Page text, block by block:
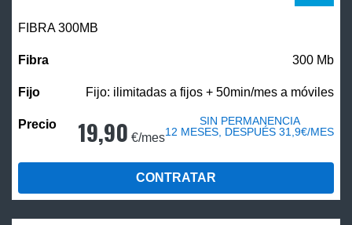
FIBRA 300MB
300 Mb
Fijo: ilimitadas a fijos + 50min/mes a móviles
19,90 €/mes
SIN PERMANENCIA
12 MESES, DESPUÉS 31,9€/MES
CONTRATAR